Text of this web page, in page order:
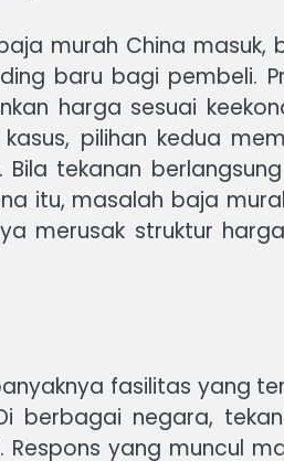
murah China masuk,
baru bagi pembeli.
harga sesuai
pilihan kedua
tekanan
itu, masalah baja
merusak struktur
fasilitas yang
berbagai negara,
yang muncul